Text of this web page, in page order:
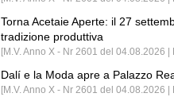
Torna Acetaie Aperte: il 27
tradizione produttiva
[M.V. Anno X - Nr 2601 del 04.08.2026 |
Dalí e la Moda apre a Palazzo
[M.V. Anno X - Nr 2601 del 04.08.2026 |